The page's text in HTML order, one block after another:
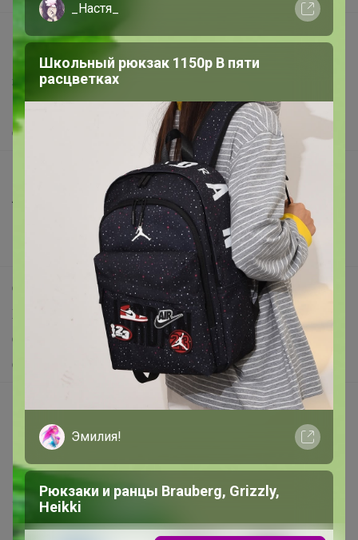
support@24-ok.ru
Написать в поддержку
Защита покупателя
Помощь
О нас
Анонсы
Поддержка альпак
Самое выгодное
Самое желанное
Самое быстрое
Начать зарабатывать с 24-ok
Picabox.ru - Лучшее место для ваших изображений
Пульс нашего маркетплейса
Укорачиватель ссылок
_Настя_
Школьный рюкзак 1150р В пяти
расцветках
Эмилия!
Рюкзаки и ранцы Brauberg, Grizzly,
Heikki